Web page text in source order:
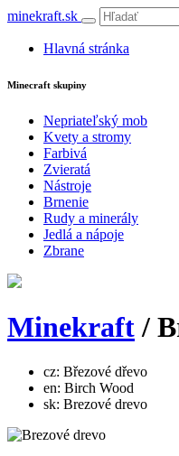
minekraft.sk
Hlavná stránka
Minecraft skupiny
Nepriateľský mob
Kvety a stromy
Farbivá
Zvieratá
Nástroje
Brnenie
Rudy a minerály
Jedlá a nápoje
Zbrane
Minekraft/
cz: Březové dřevo
en: Birch Wood
sk: Brezové drevo